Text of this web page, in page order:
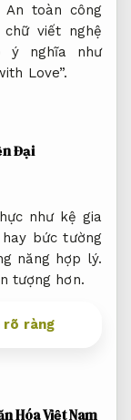
An toàn công
viết nghệ
ý nghĩa như
Love”.
Đại
như kệ gia
bức tường
năng hợp lý.
tượng hơn.
rõ ràng
Hóa Việt Nam